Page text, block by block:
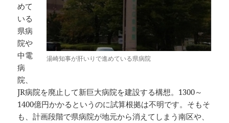
湯崎知事が肝いりで進めている県病院
めて
いる
県病
院や
中電
病
院、
JR病院を廃止して新巨大病院を建設する構想。1300～
1400億円かかるというのに試算根拠は不明です。そもそ
も、計画段階で県病院が地元から消えてしまう南区や、